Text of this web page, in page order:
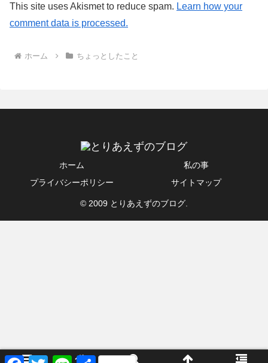
This site uses Akismet to reduce spam. Learn how your
comment data is processed.
ホーム ちょっとしたこと
ホーム
私の事
プライバシーポリシー
サイトマップ
© 2009 とりあえずのブログ.
F T L 共